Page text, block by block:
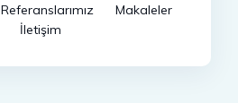
Referanslarımız
Makaleler
İletişim